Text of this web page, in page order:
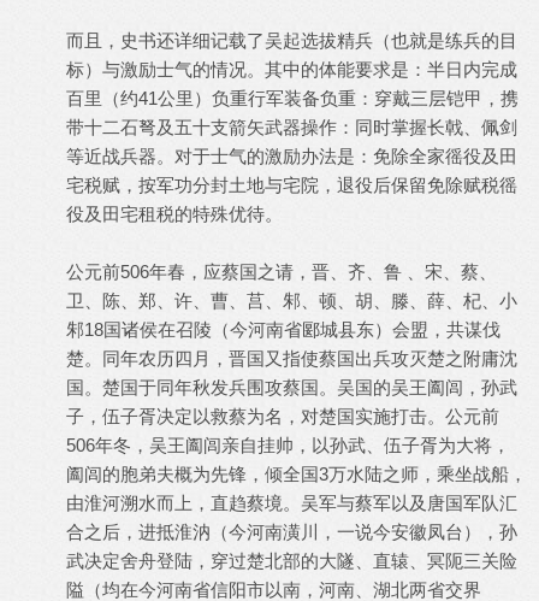
而且，史书还详细记载了吴起选拔精兵（也就是练兵的目
标）与激励士气的情况。其中的体能要求是：半日内完成
百里（约41公里）负重行军装备负重：穿戴三层铠甲，携
带十二石弩及五十支箭矢武器操作：同时掌握长戟、佩剑
等近战兵器。对于士气的激励办法是：免除全家徭役及田
宅税赋，按军功分封土地与宅院，退役后保留免除赋税徭
役及田宅租税的特殊优待。
公元前506年春，应蔡国之请，晋、齐、鲁 、宋、蔡、
卫、陈、郑、许、曹、莒、邾、顿、胡、滕、薛、杞、小
邾18国诸侯在召陵（今河南省郾城县东）会盟，共谋伐
楚。同年农历四月，晋国又指使蔡国出兵攻灭楚之附庸沈
国。楚国于同年秋发兵围攻蔡国。吴国的吴王阖闾，孙武
子，伍子胥决定以救蔡为名，对楚国实施打击。公元前
506年冬，吴王阖闾亲自挂帅，以孙武、伍子胥为大将，
阖闾的胞弟夫概为先锋，倾全国3万水陆之师，乘坐战船，
由淮河溯水而上，直趋蔡境。吴军与蔡军以及唐国军队汇
合之后，进抵淮汭（今河南潢川，一说今安徽凤台），孙
武决定舍舟登陆，穿过楚北部的大隧、直辕、冥阨三关险
隘（均在今河南省信阳市以南，河南、湖北两省交界